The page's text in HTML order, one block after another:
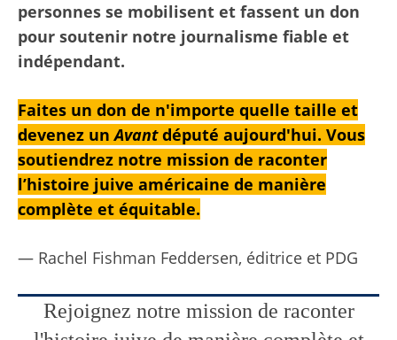
personnes se mobilisent et fassent un don
pour soutenir notre journalisme fiable et
indépendant.
Faites un don de n'importe quelle taille et
devenez unAvantdéputé aujourd'hui. Vous
soutiendrez notre mission de raconter
l’histoire juive américaine de manière
complète et équitable.
— Rachel Fishman Feddersen, éditrice et PDG
Rejoignez notre mission de raconter